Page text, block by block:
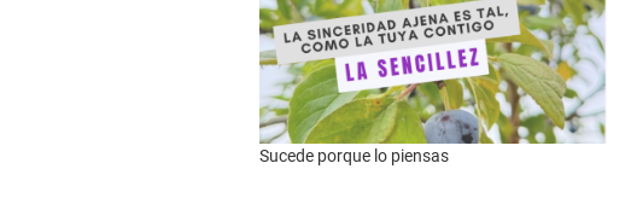
Sucede porque lo piensas